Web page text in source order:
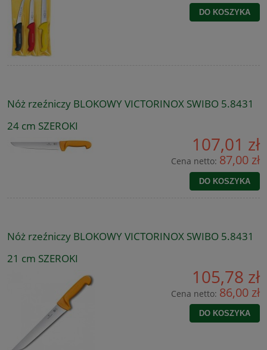
DO KOSZYKA
Nóż rzeźniczy BLOKOWY VICTORINOX SWIBO 5.8431
24 cm SZEROKI
107,01 zł
Cena netto: 87,00 zł
DO KOSZYKA
Nóż rzeźniczy BLOKOWY VICTORINOX SWIBO 5.8431
21 cm SZEROKI
105,78 zł
Cena netto: 86,00 zł
DO KOSZYKA